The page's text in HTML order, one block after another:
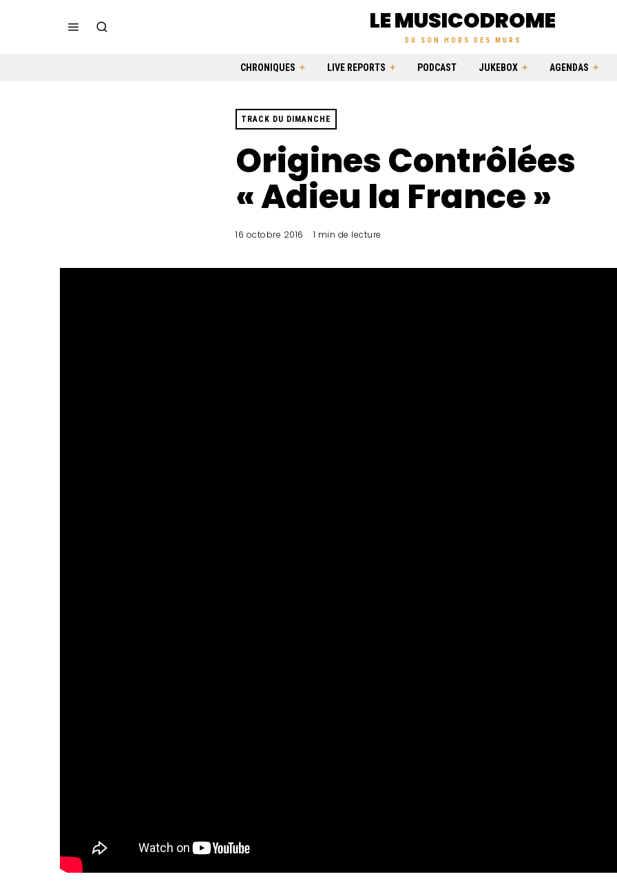
LE MUSICODROME
DU SON HORS DES MURS
CHRONIQUES LIVE REPORTS PODCAST JUKEBOX AGENDAS
TRACK DU DIMANCHE
Origines Contrôlées
« Adieu la France »
16 octobre 2016 1 min de lecture